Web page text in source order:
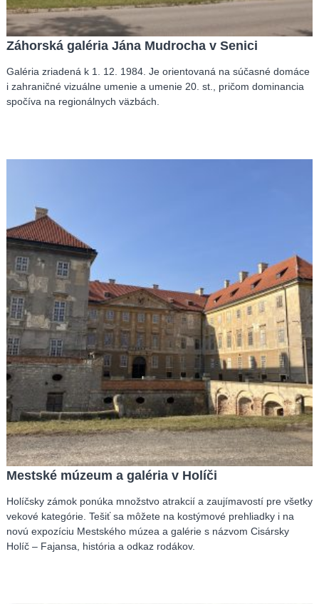
Záhorská galéria Jána Mudrocha v Senici
Galéria zriadená k 1. 12. 1984. Je orientovaná na súčasné domáce
i zahraničné vizuálne umenie a umenie 20. st., pričom dominancia
spočíva na regionálnych väzbách.
Mestské múzeum a galéria v Holíči
Holíčsky zámok ponúka množstvo atrakcií a zaujímavostí pre všetky
vekové kategórie. Tešiť sa môžete na kostýmové prehliadky i na
novú expozíciu Mestského múzea a galérie s názvom Cisársky
Holíč – Fajansa, história a odkaz rodákov.